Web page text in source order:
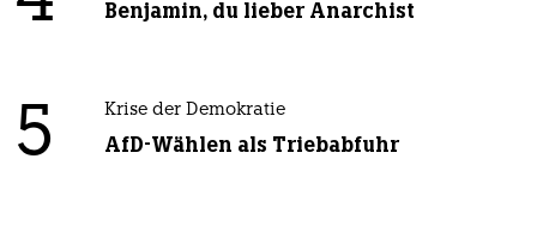
Benjamin, du lieber Anarchist
5 Krise der Demokratie
AfD-Wählen als Triebabfuhr